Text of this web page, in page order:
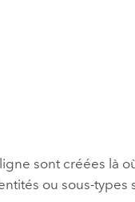
sont créées là
ou sous-types